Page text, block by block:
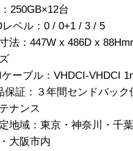
250GB×12台
レベル：0 / 0+1 / 3 / 5
法：447W x 486D x
ケーブル：VHDCI-VHDCI
保証：３年間センドバッ
ナンス
地域：東京・神奈川・千
大阪市内